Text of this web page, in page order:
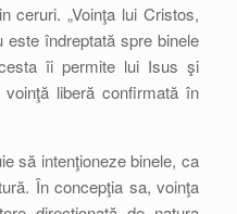
ceruri. „Voinţa lui Cristos,
este îndreptată spre binele
îi permite lui Isus şi
liberă confirmată în
să intenţioneze binele, ca
În concepţia sa, voinţa